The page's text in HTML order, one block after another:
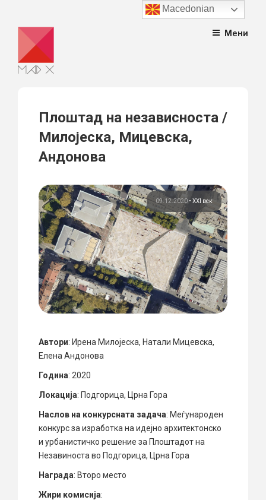
content
Мени
Плоштад на независноста /
Милојеска, Мицевска,
Андонова
09.12.2020 • XXI век
Автори: Ирена Милојеска, Натали Мицевска,
Елена Андонова
Година: 2020
Локација: Подгорица, Црна Гора
Наслов на конкурсната задача: Меѓународен
конкурс за изработка на идејно архитектонско
и урбанистичко решение за Плоштадот на
Незавиноста во Подгорица, Црна Гора
Награда: Второ место
Жири комисија:
Macedonian